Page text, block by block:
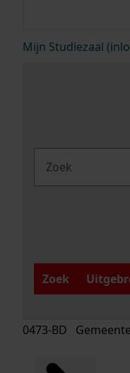
Mijn Studiezaal
Zoek
0473-BD